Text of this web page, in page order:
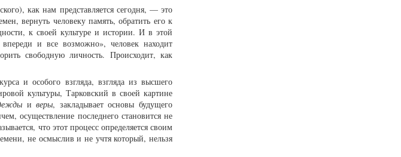
как нам представляется сегодня, — это
вернуть человеку память, обратить его к
к своей культуре и истории. И в этой
и все возможно», человек находит
свободную личность. Происходит, как
и особого взгляда, взгляда из высшего
культуры, Тарковский в своей картине
иверы, закладывает основы будущего
осуществление последнего становится не
что этот процесс определяется своим
не осмыслив и не учтя который, нельзя